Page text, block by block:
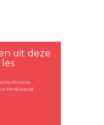
uit deze
les
Princip
Ferdinand